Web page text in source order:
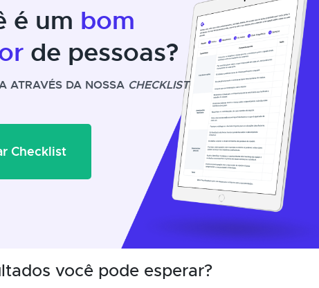
é um bom
de pessoas?
ATRAVÉS DA NOSSA CHECKLIST
Checklist
você pode esperar?